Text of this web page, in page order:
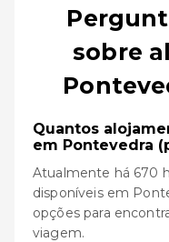
sobre
Quantos
em Pontevedra
Atualmente há 670
disponíveis em
opções para
viagem.